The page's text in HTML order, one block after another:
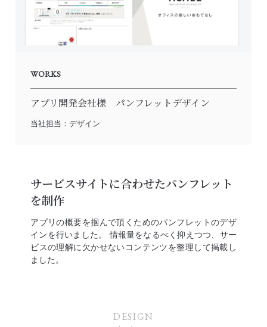
WORKS
アプリ開発会社様 パンフレットデザイン
当社担当：デザイン
サービスサイトに合わせたパンフレット
を制作
アプリの概要を掴んで頂くためのパンフレットのデザ
インを行いました。 情報量をなるべく抑えつつ、サー
ビスの理解に欠かせないコンテンツを整理して掲載し
ました。
DESIGN